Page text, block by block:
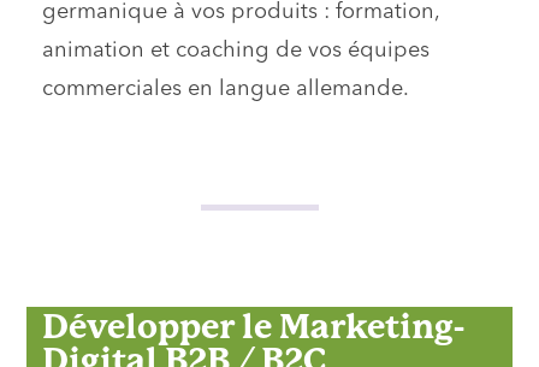
germanique à vos produits : formation,
animation et coaching de vos équipes
commerciales en langue allemande.
Développer le Marketing-